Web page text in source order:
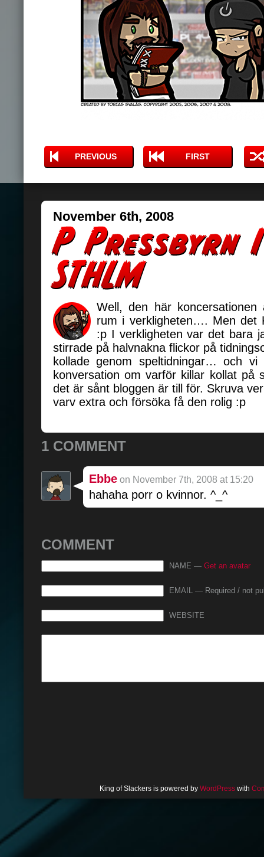
PREVIOUS FIRST
November 6th, 2008
Well, den här koncersationen
rum i verkligheten…. Men det
:p I verkligheten var det bara
stirrade på halvnakna flickor på
kollade genom speltidningar… och
konversation om varför killar kollat på
det är sånt bloggen är till för. Skruva
varv extra och försöka få den rolig :p
1 COMMENT
Ebbe on November 7th, 2008 at 15:20
hahaha porr o kvinnor. ^_^
COMMENT
NAME — Get an avatar
EMAIL — Required / not
WEBSITE
King of Slackers is powered by WordPresswith